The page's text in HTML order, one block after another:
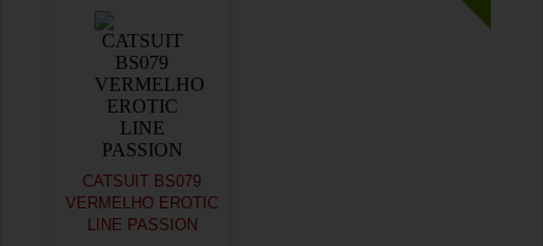
CATSUIT BS079
VERMELHO EROTIC
LINE PASSION